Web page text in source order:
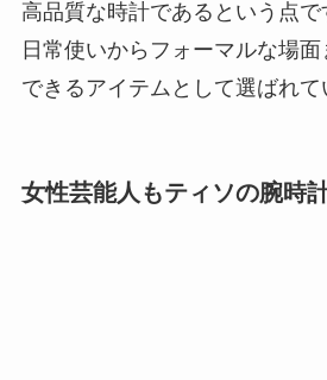
高品質な時計であるという点で
日常使いからフォーマルな場
できるアイテムとして選ばれて
女性芸能人もティソの腕時